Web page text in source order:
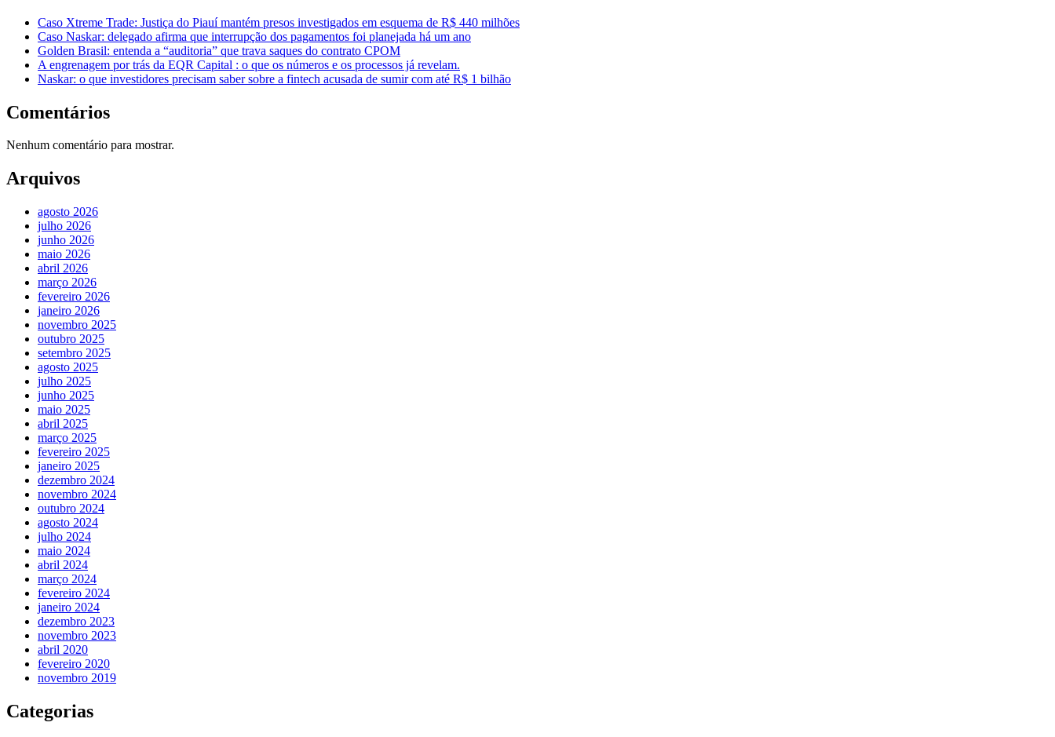
Caso Xtreme Trade: Justiça do Piauí mantém presos investigados em esquema de R$ 440 milhões
Caso Naskar: delegado afirma que interrupção dos pagamentos foi planejada há um ano
Golden Brasil: entenda a “auditoria” que trava saques do contrato CPOM
A engrenagem por trás da EQR Capital : o que os números e os processos já revelam.
Naskar: o que investidores precisam saber sobre a fintech acusada de sumir com até R$ 1 bilhão
Comentários
Nenhum comentário para mostrar.
Arquivos
agosto 2026
julho 2026
junho 2026
maio 2026
abril 2026
março 2026
fevereiro 2026
janeiro 2026
novembro 2025
outubro 2025
setembro 2025
agosto 2025
julho 2025
junho 2025
maio 2025
abril 2025
março 2025
fevereiro 2025
janeiro 2025
dezembro 2024
novembro 2024
outubro 2024
agosto 2024
julho 2024
maio 2024
abril 2024
março 2024
fevereiro 2024
janeiro 2024
dezembro 2023
novembro 2023
abril 2020
fevereiro 2020
novembro 2019
Categorias